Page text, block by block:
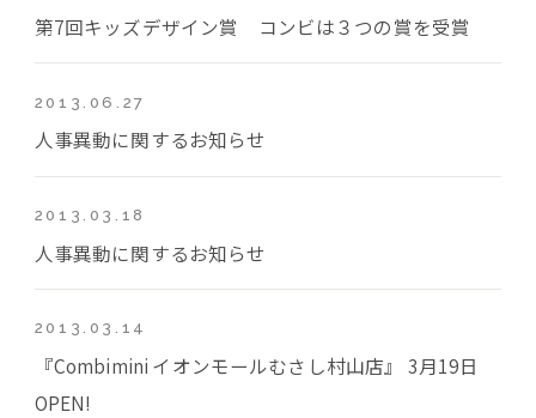
第7回キッズデザイン賞 コンビは３つの賞を受賞
2013.06.27
人事異動に関するお知らせ
2013.03.18
人事異動に関するお知らせ
2013.03.14
『Combimini イオンモールむさし村山店』 3月19日
OPEN!